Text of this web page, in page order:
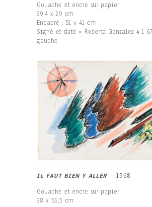
Gouache et encre sur papier
39,4 x 29 cm
Encadré : 51 x 41 cm
Signé et daté « Roberta Gonzalez 4-1-
gauche
IL FAUT BIEN Y ALLER – 1968
Gouache et encre sur papier
38 x 56,5 cm